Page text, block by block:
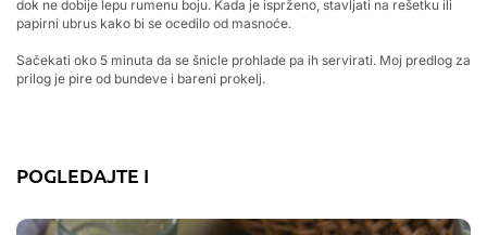
dok ne dobije lepu rumenu boju. Kada je isprženo, stavljati na rešetku ili
papirni ubrus kako bi se ocedilo od masnoće.
Sačekati oko 5 minuta da se šnicle prohlade pa ih servirati. Moj predlog za
prilog je pire od bundeve i bareni prokelj.
POGLEDAJTE I